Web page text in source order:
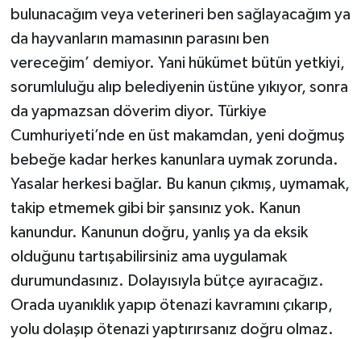
bulunacağım veya veterineri ben sağlayacağım ya
da hayvanların mamasının parasını ben
vereceğim’ demiyor. Yani hükümet bütün yetkiyi,
sorumluluğu alıp belediyenin üstüne yıkıyor, sonra
da yapmazsan döverim diyor. Türkiye
Cumhuriyeti’nde en üst makamdan, yeni doğmuş
bebeğe kadar herkes kanunlara uymak zorunda.
Yasalar herkesi bağlar. Bu kanun çıkmış, uymamak,
takip etmemek gibi bir şansınız yok. Kanun
kanundur. Kanunun doğru, yanlış ya da eksik
olduğunu tartışabilirsiniz ama uygulamak
durumundasınız. Dolayısıyla bütçe ayıracağız.
Orada uyanıklık yapıp ötenazi kavramını çıkarıp,
yolu dolaşıp ötenazi yaptırırsanız doğru olmaz.